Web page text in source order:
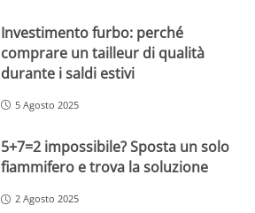
Investimento furbo: perché
comprare un tailleur di qualità
durante i saldi estivi
5 Agosto 2025
5+7=2 impossibile? Sposta un solo
fiammifero e trova la soluzione
2 Agosto 2025